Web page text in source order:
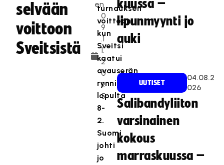
selvään
voittoon
Sveitsistä
en
0
9
.1
1.
2
0
2
5
turnauksen
voittoon,
kun
Sveitsi
kaatui
avauserän
rynnistyksellä
lopulta
8-
2.
Suomi
johti
jo
kuussa –
lipunmyynti jo
auki
UUTISET
04.08.2
026
Salibandyliiton
varsinainen
kokous
marraskuussa –